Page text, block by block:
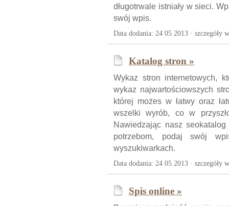
długotrwale istniały w sieci.
swój wpis.
Data dodania: 24 05 2013 · szczegóły
Katalog stron »
Wykaz stron internetowych,
wykaz najwartościowszych
której możes w łatwy oraz
wszelki wyrób, co w
Nawiedzając nasz
potrzebom, podaj swój
wyszukiwarkach.
Data dodania: 24 05 2013 · szczegóły
Spis online »